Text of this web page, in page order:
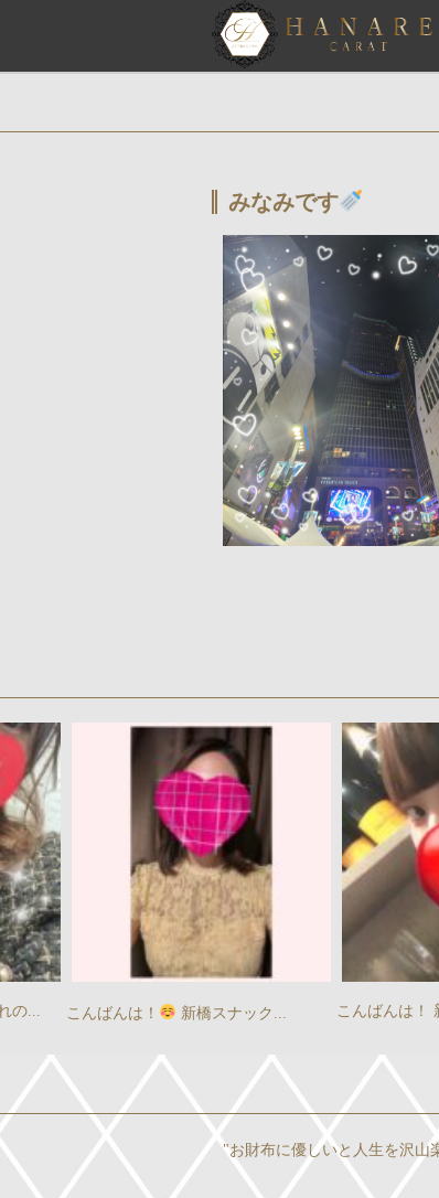
みなみです
ック... こんばんは！ 新橋スナックCA... 新橋ス
"お財布に優しいと人生を沢山